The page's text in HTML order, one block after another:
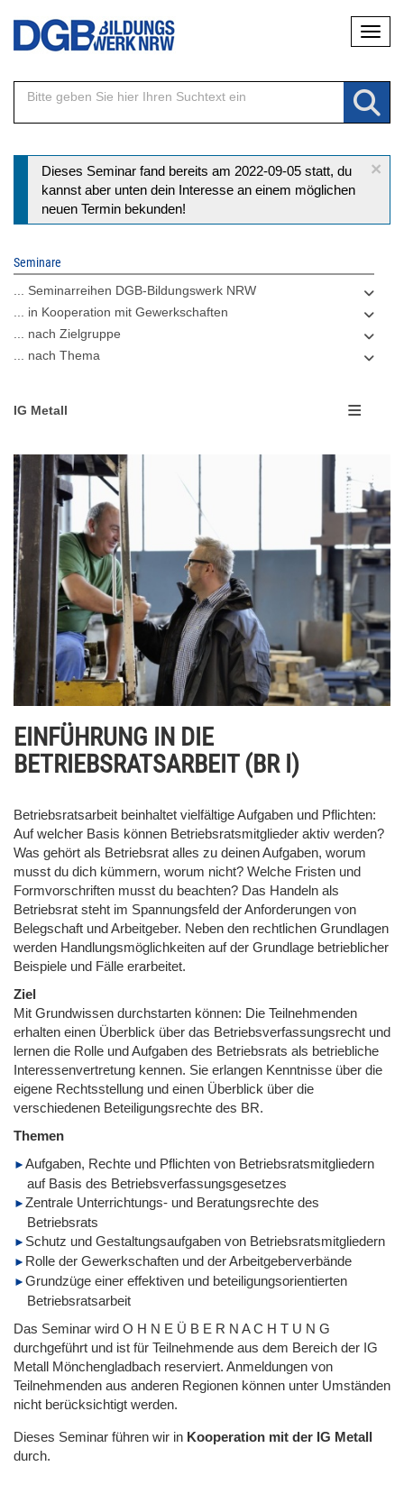
Direkt
Inhalt
×
Statusmeldung
Dieses Seminar fand bereits am 2022-09-05 statt, du
kannst aber unten dein Interesse an einem möglichen
neuen Termin bekunden!
Seminare
... Seminarreihen DGB-Bildungswerk NRW
... in Kooperation mit Gewerkschaften
... nach Zielgruppe
... nach Thema
IG Metall
EINFÜHRUNG IN DIE
BETRIEBSRATSARBEIT (BR I)
Betriebsratsarbeit beinhaltet vielfältige Aufgaben und Pflichten:
Auf welcher Basis können Betriebsratsmitglieder aktiv werden?
Was gehört als Betriebsrat alles zu deinen Aufgaben, worum
musst du dich kümmern, worum nicht? Welche Fristen und
Formvorschriften musst du beachten? Das Handeln als
Betriebsrat steht im Spannungsfeld der Anforderungen von
Belegschaft und Arbeitgeber. Neben den rechtlichen Grundlagen
werden Handlungsmöglichkeiten auf der Grundlage betrieblicher
Beispiele und Fälle erarbeitet.
Ziel
Mit Grundwissen durchstarten können: Die Teilnehmenden
erhalten einen Überblick über das Betriebsverfassungsrecht und
lernen die Rolle und Aufgaben des Betriebsrats als betriebliche
Interessenvertretung kennen. Sie erlangen Kenntnisse über die
eigene Rechtsstellung und einen Überblick über die
verschiedenen Beteiligungsrechte des BR.
Themen
Aufgaben, Rechte und Pflichten von Betriebsratsmitgliedern
auf Basis des Betriebsverfassungsgesetzes
Zentrale Unterrichtungs- und Beratungsrechte des
Betriebsrats
Schutz und Gestaltungsaufgaben von Betriebsratsmitgliedern
Rolle der Gewerkschaften und der Arbeitgeberverbände
Grundzüge einer effektiven und beteiligungsorientierten
Betriebsratsarbeit
Das Seminar wird O H N E Ü B E R N A C H T U N G
durchgeführt und ist für Teilnehmende aus dem Bereich der IG
Metall Mönchengladbach reserviert. Anmeldungen von
Teilnehmenden aus anderen Regionen können unter Umständen
nicht berücksichtigt werden.
Dieses Seminar führen wir in Kooperation mit der IG Metall
durch.